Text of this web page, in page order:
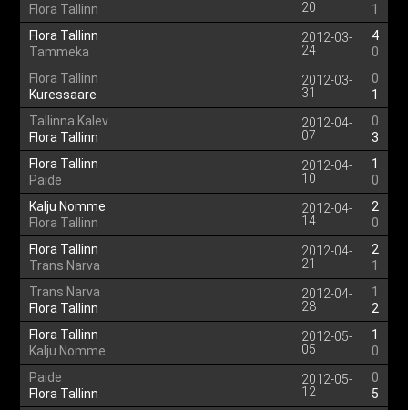
Flora Tallinn
20
1
Flora Tallinn
Tammeka
2012-03-
24
4
0
Flora Tallinn
Kuressaare
2012-03-
31
0
1
Tallinna Kalev
Flora Tallinn
2012-04-
07
0
3
Flora Tallinn
Paide
2012-04-
10
1
0
Kalju Nomme
Flora Tallinn
2012-04-
14
2
0
Flora Tallinn
Trans Narva
2012-04-
21
2
1
Trans Narva
Flora Tallinn
2012-04-
28
1
2
Flora Tallinn
Kalju Nomme
2012-05-
05
1
0
Paide
Flora Tallinn
2012-05-
12
0
5